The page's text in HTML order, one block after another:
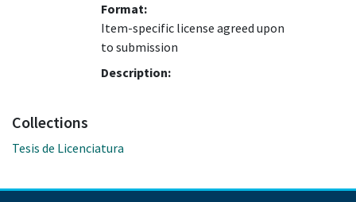
Format:
Item-specific license agreed upon
to submission
Description:
Collections
Tesis de Licenciatura